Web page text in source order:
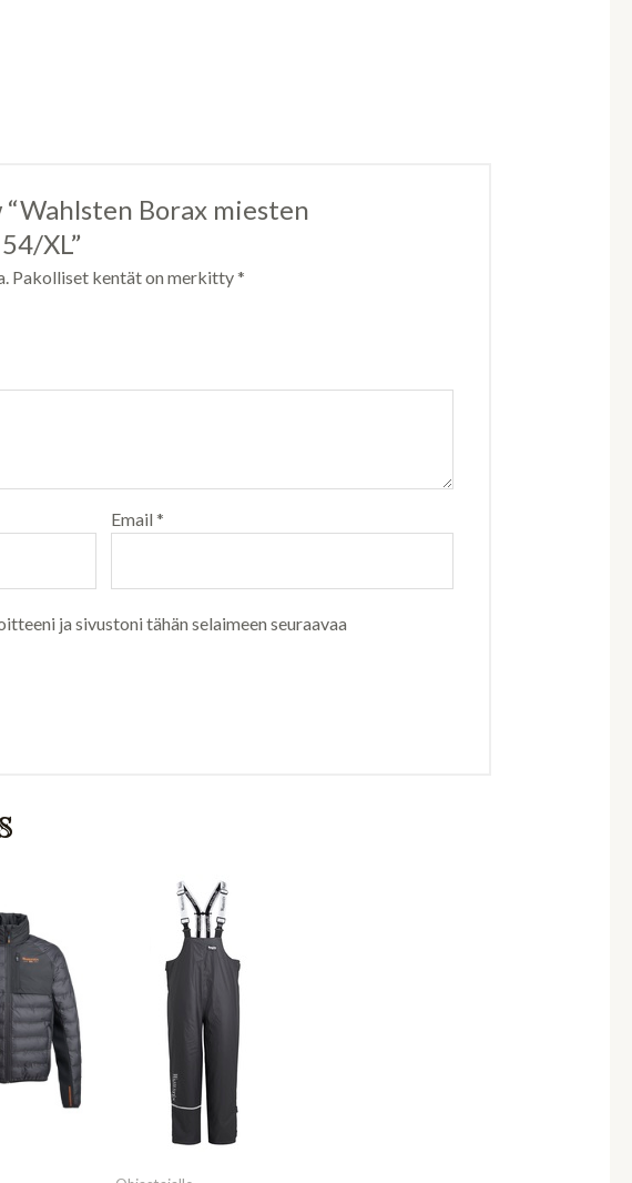
Borax miesten
XL”
Pakolliset kentät on merkitty*
Email *
ja sivustoni tähän selaimeen seuraavaa